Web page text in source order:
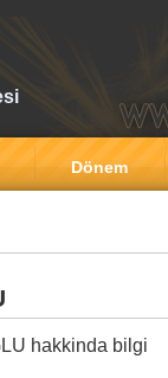
Dönem
hakkinda bilgi